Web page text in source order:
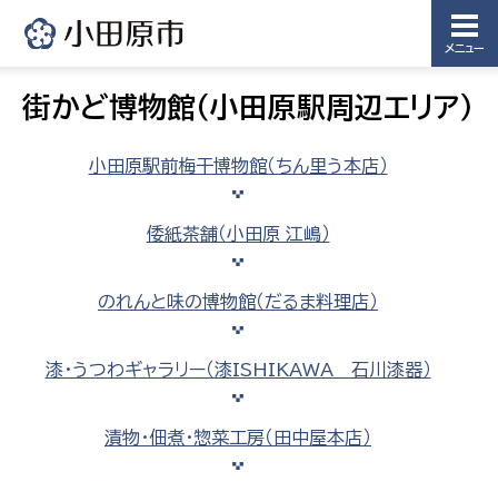
メニュー
街かど博物館（小田原駅周辺エリア）
小田原駅前梅干博物館（ちん里う本店）
倭紙茶舗（小田原 江嶋）
のれんと味の博物館（だるま料理店）
漆・うつわギャラリー（漆ISHIKAWA 石川漆器）
漬物・佃煮・惣菜工房（田中屋本店）